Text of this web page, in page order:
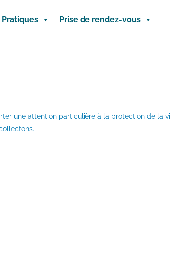
Pratiques Prise de rendez-vous
une attention particulière à la protection de la